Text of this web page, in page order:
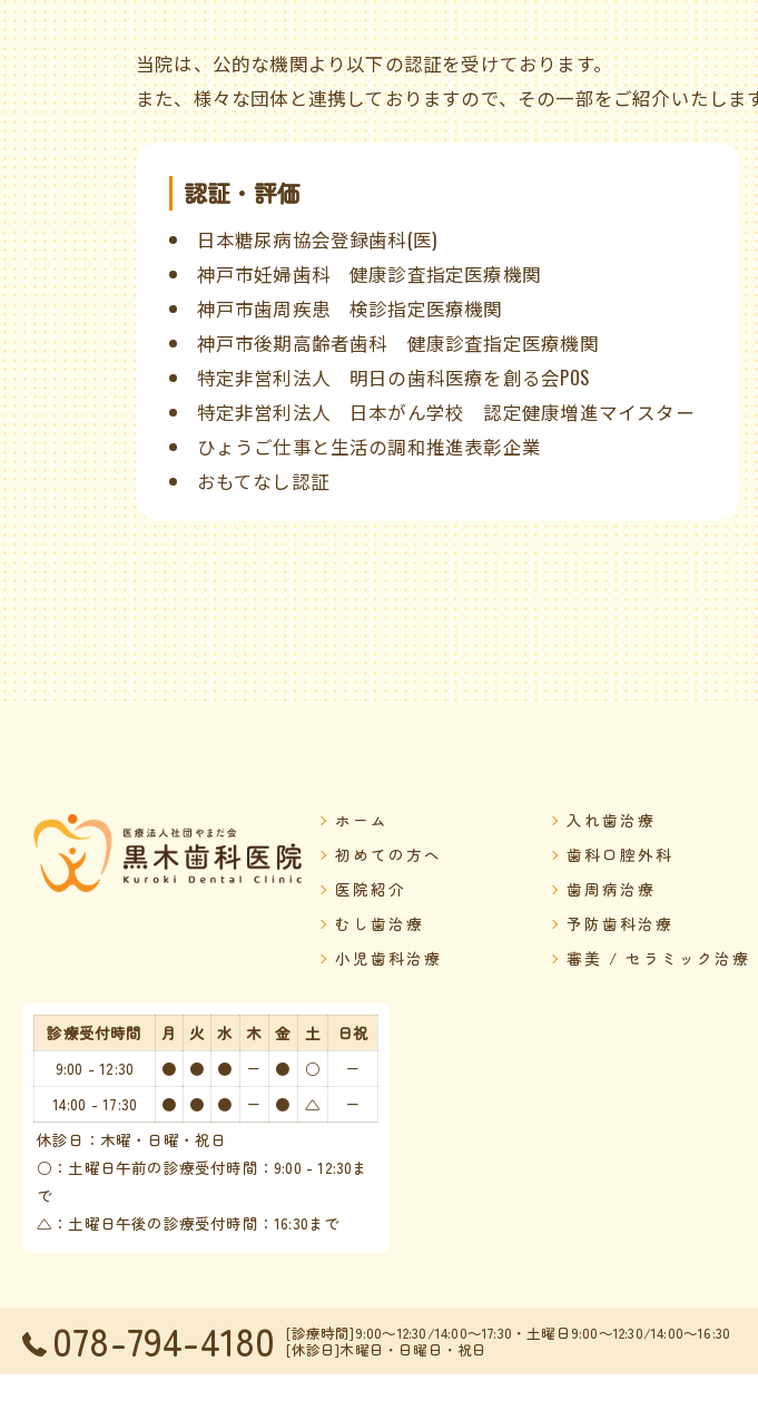
当院は、公的な機関より以下の認証を受けております。
また、様々な団体と連携しておりますので、その一部をご紹介いたしま
認証・評価
日本糖尿病協会登録歯科(医)
神戸市妊婦歯科 健康診査指定医療機関
神戸市歯周疾患 検診指定医療機関
神戸市後期高齢者歯科 健康診査指定医療機関
特定非営利法人 明日の歯科医療を創る会POS
特定非営利法人 日本がん学校 認定健康増進マイスター
ひょうご仕事と生活の調和推進表彰企業
おもてなし認証
078-794-4180 [診療時間]9:00～12:30/14:00～17:30・土曜日9:00～12:30/14:00～16:30
[休診日]木曜日・日曜日・祝日
ホーム
初めての方へ
医院紹介
むし歯治療
小児歯科治療
入れ歯治療
歯科口腔外科
歯周病治療
予防歯科治療
審美 / セラミック治療
診療受付時間 月 火 水 木 金 土
日祝
9:00 - 12:30
● ● ● ー ● ○
ー
14:00 - 17:30
● ● ● ー ● △
ー
休診日：木曜・日曜・祝日
○：土曜日午前の診療受付時間：9:00 - 12:30ま
で
△：土曜日午後の診療受付時間：16:30まで
© 2026 兵庫県神戸市西区の歯医者なら医療法人社